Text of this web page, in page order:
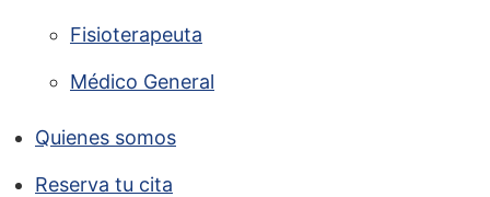
Fisioterapeuta
Médico General
Quienes somos
Reserva tu cita